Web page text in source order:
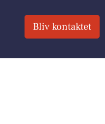
Bliv kontaktet